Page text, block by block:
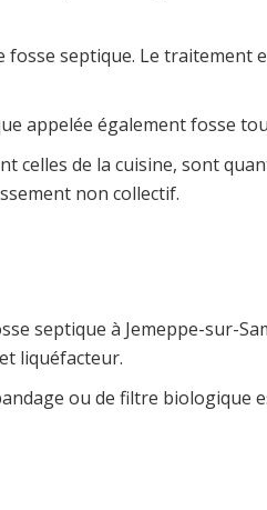
fosse septique. Le traitement
appelée également fosse
celles de la cuisine, sont
non collectif.
septique à Jemeppe-sur-
liquéfacteur.
ou de filtre biologique